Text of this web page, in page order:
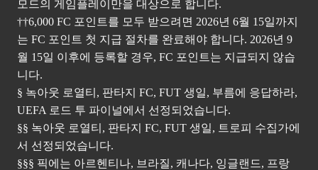
모드의 게임플레이만을 대상으로 합니다.
††6,000 FC 포인트를 모두 받으려면 2026년 6월 15일까지
는 FC 포인트 첫 지급 절차를 완료해야 합니다. 2026년 9
월 15일 이후에 등록할 경우, FC 포인트는 지급되지 않습
니다.
§ 녹아웃 로열티, 판타지 FC, FUT 생일, 부름에 응답하라,
UEFA 로드 투 파이널에서 선정되었습니다.
§§ 녹아웃 로열티, 판타지 FC, FUT 생일, 트로피 수집가에
서 선정되었습니다.
§§§ 픽에는 아르헨티나, 브라질, 캐나다, 잉글랜드, 프랑